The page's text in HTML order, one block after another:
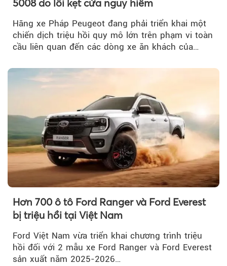
5008 do lỗi kẹt cửa nguy hiểm
Hãng xe Pháp Peugeot đang phải triển khai một
chiến dịch triệu hồi quy mô lớn trên phạm vi toàn
cầu liên quan đến các dòng xe ăn khách của
Hơn 700 ô tô Ford Ranger và Ford Everest
bị triệu hồi tại Việt Nam
Ford Việt Nam vừa triển khai chương trình triệu
hồi đối với 2 mẫu xe Ford Ranger và Ford Everest
sản xuất năm 2025-2026…